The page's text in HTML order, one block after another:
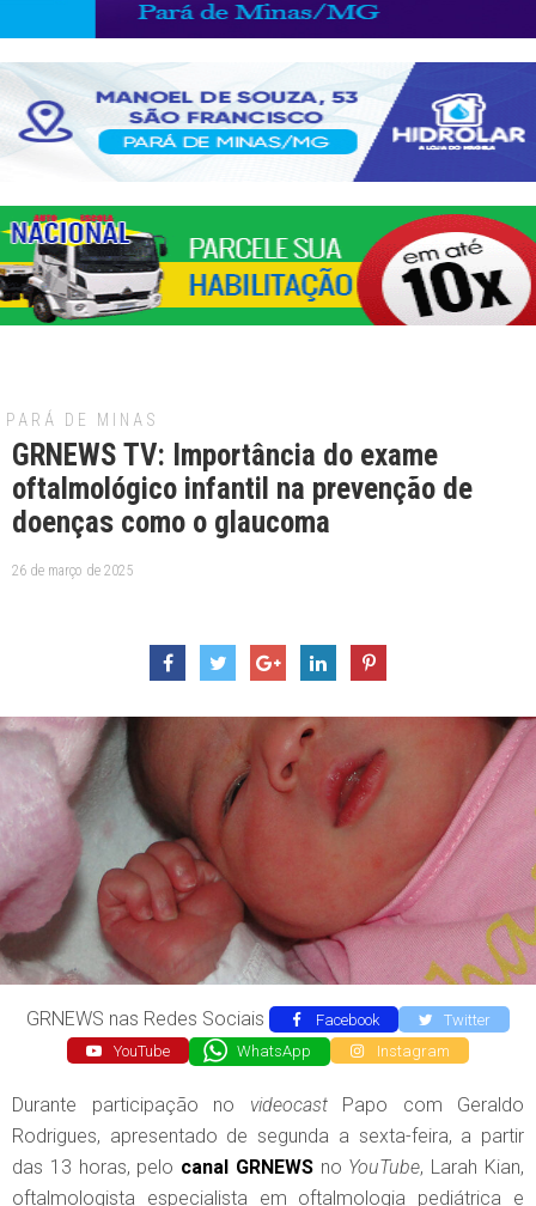
PARÁ DE MINAS
GRNEWS TV: Importância do exame
oftalmológico infantil na prevenção de
doenças como o glaucoma
26 de março de 2025
GRNEWS nas Redes Sociais Facebook
Twitter
YouTube
WhatsApp Instagram
Durante participação no videocastPapo com Geraldo
Rodrigues, apresentado de segunda a sexta-feira, a partir
das 13 horas, pelo canal GRNEWSno YouTube, Larah Kian,
oftalmologista especialista em oftalmologia pediátrica e